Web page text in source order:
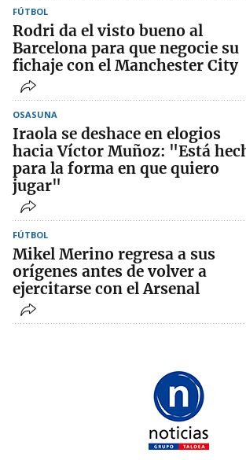
FÚTBOL
Rodri da el visto bueno al
Barcelona para que negocie su
fichaje con el Manchester City
OSASUNA
Iraola se deshace en elogios
hacia Víctor Muñoz: "Está
para la forma en que quiero
jugar"
FÚTBOL
Mikel Merino regresa a sus
orígenes antes de volver a
ejercitarse con el Arsenal